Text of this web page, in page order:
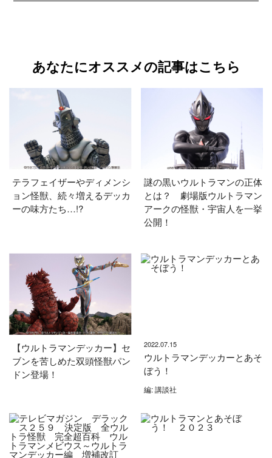
あなたにオススメの記事はこちら
テラフェイザーやディメンシ
ョン怪獣、続々増えるデッカ
ーの味方たち…!?
謎の黒いウルトラマンの正体
とは？ 劇場版ウルトラマン
アークの怪獣・宇宙人を一挙
公開！
【ウルトラマンデッカー】セ
ブンを苦しめた双頭怪獣パン
ドン登場！
2022.07.15
ウルトラマンデッカーとあそ
ぼう！
編: 講談社